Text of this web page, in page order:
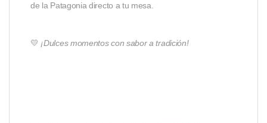
de la Patagonia directo a tu mesa.
💛 ¡Dulces momentos con sabor a tradición!